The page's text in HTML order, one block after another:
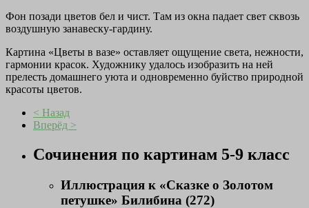
Фон позади цветов бел и чист. Там из окна падает свет сквозь
воздушную занавеску-гардину.
Картина «Цветы в вазе» оставляет ощущение света, нежности,
гармонии красок. Художнику удалось изобразить на ней
прелесть домашнего уюта и одновременно буйство природной
красоты цветов.
< Назад
Вперёд >
Сочинения по картинам 5-9 класс
Иллюстрация к «Сказке о Золотом
петушке» Билибина (272)